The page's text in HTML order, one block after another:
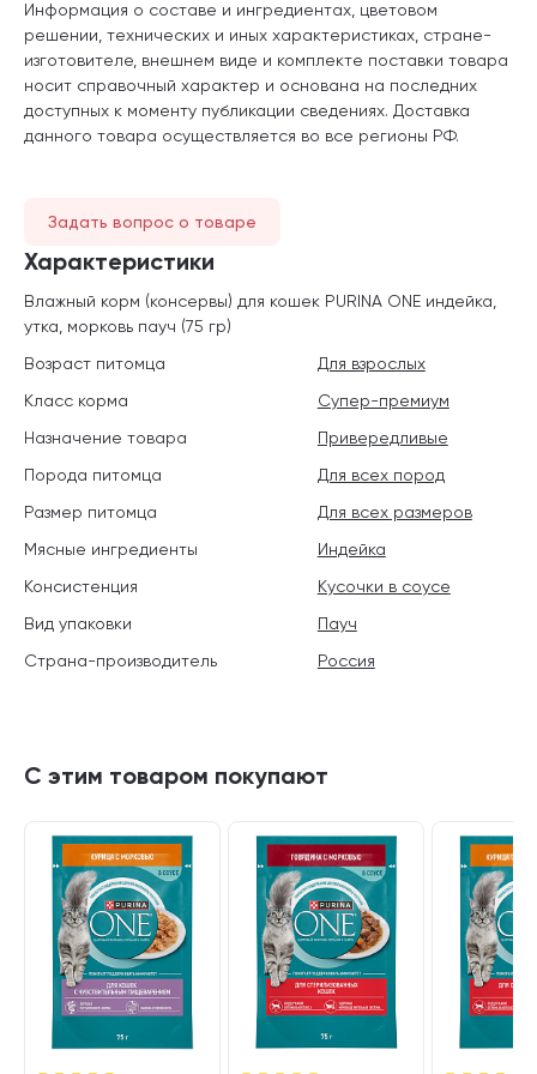
Информация о составе и ингредиентах, цветовом
решении, технических и иных характеристиках, стране-
изготовителе, внешнем виде и комплекте поставки товара
носит справочный характер и основана на последних
доступных к моменту публикации сведениях. Доставка
данного товара осуществляется во все регионы РФ.
Задать вопрос о товаре
Характеристики
Влажный корм (консервы) для кошек PURINA ONE индейка,
утка, морковь пауч (75 гр)
Возраст питомца
Для взрослых
Класс корма
Супер-премиум
Назначение товара
Привередливые
Порода питомца
Для всех пород
Размер питомца
Для всех размеров
Мясные ингредиенты
Индейка
Консистенция
Кусочки в соусе
Вид упаковки
Пауч
Страна-производитель
Россия
С этим товаром покупают